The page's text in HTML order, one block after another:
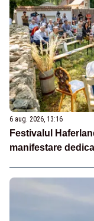
6 aug. 2026, 13:16
Festivalul
manifestare